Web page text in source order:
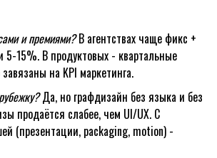
и премиями?В агентствах чаще фикс +
5-15%. В продуктовых - квартальные
на KPI маркетинга.
Да, но графдизайн без языка и без
продаётся слабее, чем UI/UX. С
(презентации, packaging, motion) -